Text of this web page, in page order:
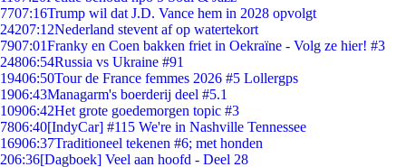
7707:16Trump wil dat J.D. Vance hem in 2028 opvolgt
24207:12Nederland stevent af op watertekort
7907:01Franky en Coen bakken friet in Oekraïne - Volg ze hier! #3
24806:54Russia vs Ukraine #91
19406:50Tour de France femmes 2026 #5 Lollergps
1906:43Managarm's boerderij deel #5.1
10906:42Het grote goedemorgen topic #3
7806:40[IndyCar] #115 We're in Nashville Tennessee
16906:37Traditioneel tekenen #6; met honden
206:36[Dagboek] Veel aan hoofd - Deel 28